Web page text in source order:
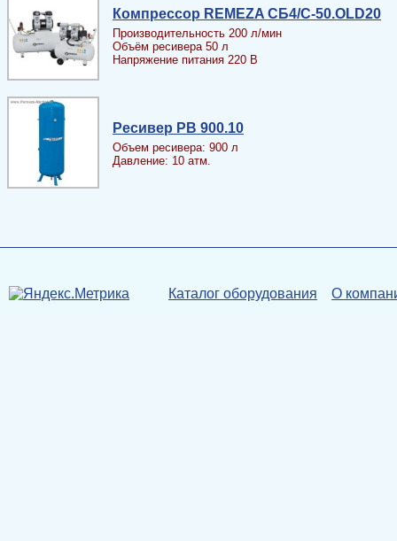
Компрессор REMEZA СБ4/С-50.OLD20
Производительность 200 л/мин
Объём ресивера 50 л
Напряжение питания 220 В
Ресивер PB 900.10
Объем ресивера: 900 л
Давление: 10 атм.
Каталог оборудования О